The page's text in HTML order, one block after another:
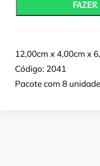
12,00cm x 4,00cm x
Código: 2041
Pacote com 8